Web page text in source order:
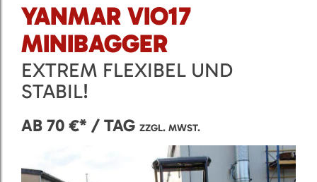
YANMAR VIO17
MINIBAGGER
EXTREM FLEXIBEL UND
STABIL!
AB 70 €* / TAG ZZGL. MWST.